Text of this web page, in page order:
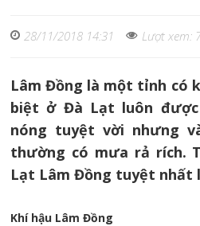
28/11/2018 14:31 Lượt xem:
Lâm Đồng là một tỉnh có
biệt ở Đà Lạt luôn
nóng tuyệt vời nhưng
thường có mưa rả rích.
Lạt Lâm Đồng tuyệt nhất
Khí hậu Lâm Đồng